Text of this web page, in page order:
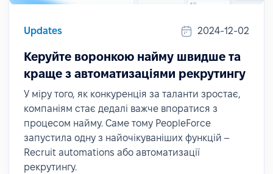
Updates 2024-12-02
Керуйте воронкою найму швидше та
краще з автоматизаціями рекрутингу
У міру того, як конкуренція за таланти зростає,
компаніям стає дедалі важче впоратися з
процесом найму. Саме тому PeopleForce
запустила одну з найочікуваніших функцій –
Recruit automations або автоматизації
рекрутингу.